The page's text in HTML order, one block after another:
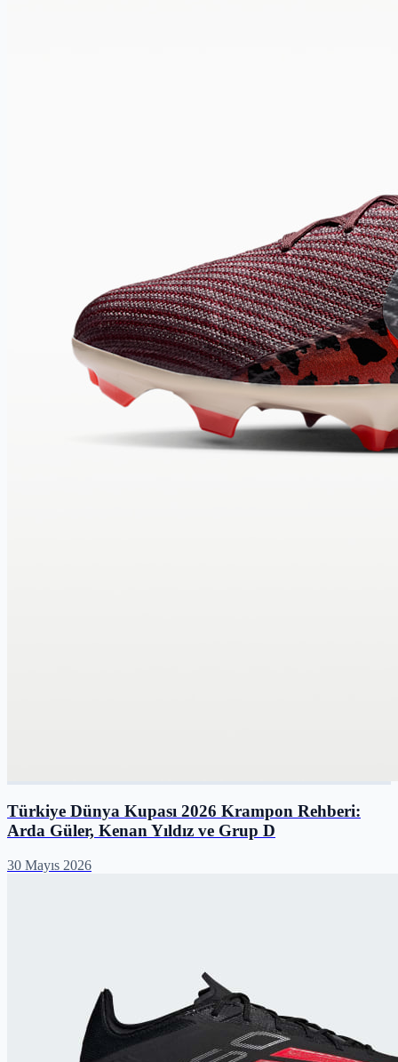
Türkiye Dünya Kupası 2026 Krampon Rehberi:
Arda Güler, Kenan Yıldız ve Grup D
30 Mayıs 2026